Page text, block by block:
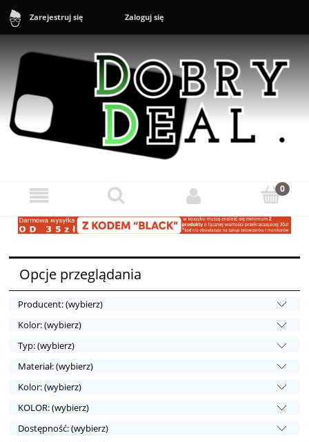
Zarejestruj się Zaloguj się
Sklep: +48 888 43 16 16 (10-20) Zgłoszenia reklamacyjne i zwroty:
+48 888 43 17 17 (11-17)
Opcje przeglądania
Producent: (wybierz)
Kolor: (wybierz)
Typ: (wybierz)
Materiał: (wybierz)
Kolor: (wybierz)
KOLOR: (wybierz)
Dostępność: (wybierz)